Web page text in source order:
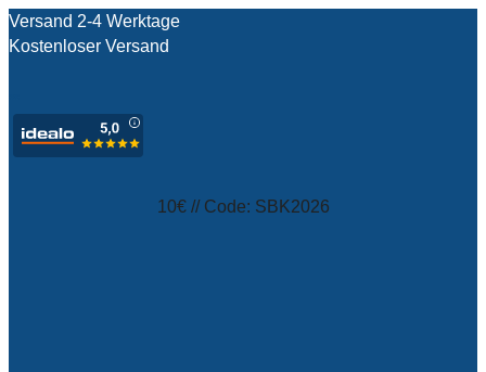
Versand 2-4 Werktage
Kostenloser Versand
10€ // Code: SBK2026